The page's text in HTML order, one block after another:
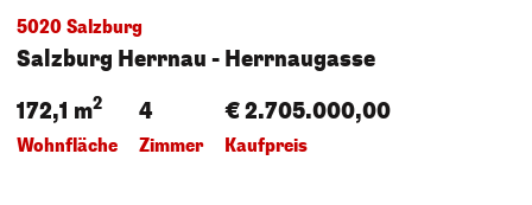
5020 Salzburg
Salzburg Herrnau - Herrnaugasse
172,1 m2
Wohnfläche
4
Zimmer
€ 2.705.000,00
Kaufpreis